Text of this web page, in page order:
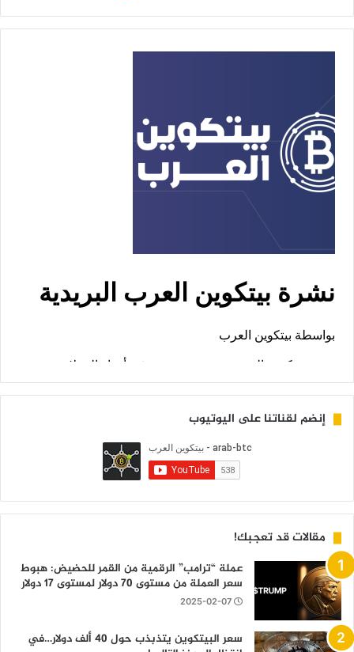
إنضم لقناتنا على اليوتيوب
مقالات قد تعجبك!
عملة “ترامب” الرقمية من القمر للحضيض: هبوط
سعر العملة من مستوى 70 دولار لمستوى 17 دولار
2025-02-07
سعر البيتكوين يتذبذب حول 40 ألف دولار…في